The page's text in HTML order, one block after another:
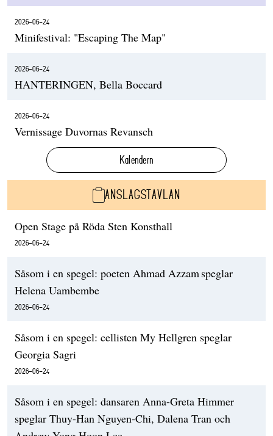
2026-06-24
Minifestival: "Escaping The Map"
2026-06-24
HANTERINGEN, Bella Boccard
2026-06-24
Vernissage Duvornas Revansch
Kalendern
ANSLAGSTAVLAN
Open Stage på Röda Sten Konsthall
2026-06-24
Såsom i en spegel: poeten Ahmad Azzam speglar
Helena Uambembe
2026-06-24
Såsom i en spegel: cellisten My Hellgren speglar
Georgia Sagri
2026-06-24
Såsom i en spegel: dansaren Anna-Greta Himmer
speglar Thuy-Han Nguyen-Chi, Dalena Tran och